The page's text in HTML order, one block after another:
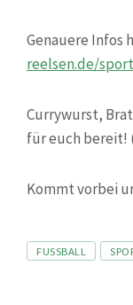
Genauere Infos
reelsen.de/
Currywurst,
für euch bereit!
Kommt vorbei
Tags
FUSSBALL